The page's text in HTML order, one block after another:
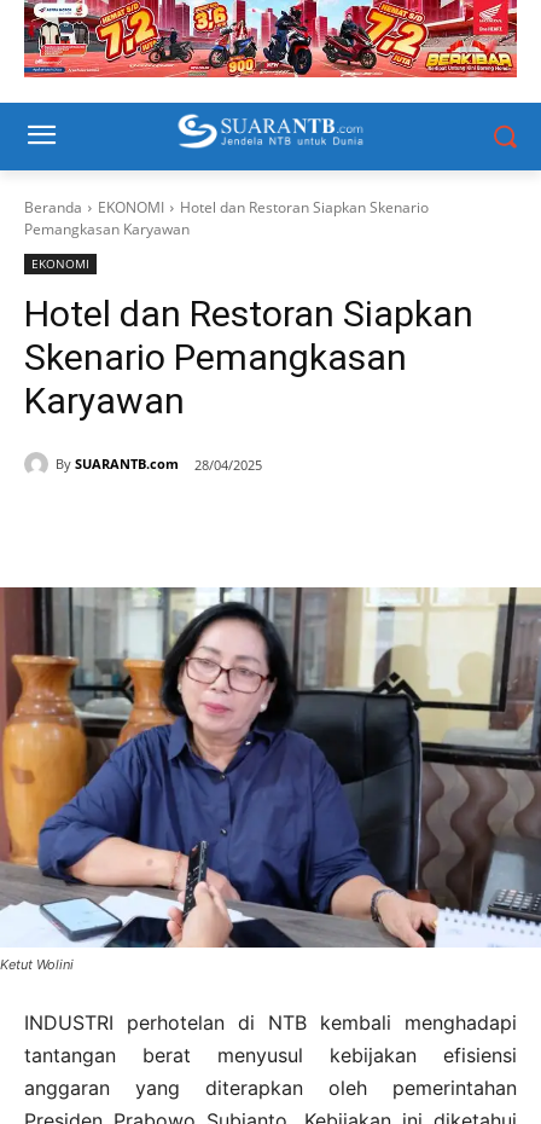
Beranda EKONOMI
Hotel dan Restoran Siapkan Skenario
Pemangkasan Karyawan
EKONOMI
Hotel dan Restoran Siapkan
Skenario Pemangkasan
Karyawan
By SUARANTB.com 28/04/2025
Ketut Wolini
INDUSTRI perhotelan di NTB kembali menghadapi
tantangan berat menyusul kebijakan efisiensi
anggaran yang diterapkan oleh pemerintahan